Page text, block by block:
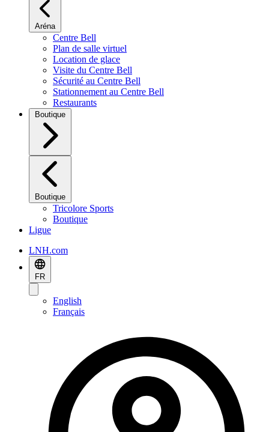
Aréna
Centre Bell
Plan de salle virtuel
Location de glace
Visite du Centre Bell
Sécurité au Centre Bell
Stationnement au Centre Bell
Restaurants
Boutique
Boutique
Tricolore Sports
Boutique
Ligue
LNH.com
FR
English
Français